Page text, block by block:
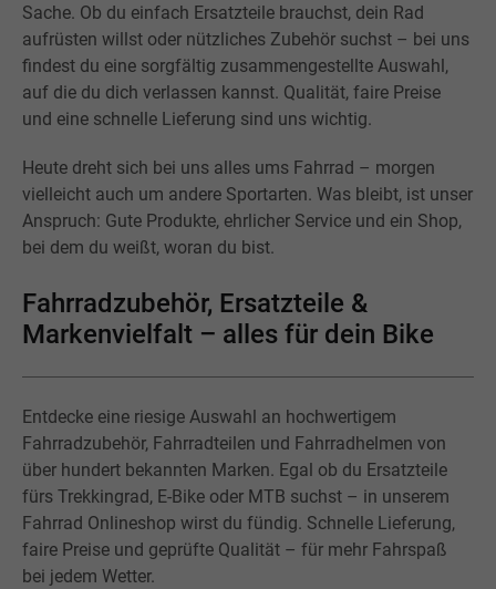
Sache. Ob du einfach Ersatzteile brauchst, dein Rad
aufrüsten willst oder nützliches Zubehör suchst – bei uns
findest du eine sorgfältig zusammengestellte Auswahl,
auf die du dich verlassen kannst. Qualität, faire Preise
und eine schnelle Lieferung sind uns wichtig.
Heute dreht sich bei uns alles ums Fahrrad – morgen
vielleicht auch um andere Sportarten. Was bleibt, ist unser
Anspruch: Gute Produkte, ehrlicher Service und ein Shop,
bei dem du weißt, woran du bist.
Fahrradzubehör, Ersatzteile &
Markenvielfalt – alles für dein Bike
Entdecke eine riesige Auswahl an hochwertigem
Fahrradzubehör, Fahrradteilen und Fahrradhelmen von
über hundert bekannten Marken. Egal ob du Ersatzteile
fürs Trekkingrad, E-Bike oder MTB suchst – in unserem
Fahrrad Onlineshop wirst du fündig. Schnelle Lieferung,
faire Preise und geprüfte Qualität – für mehr Fahrspaß
bei jedem Wetter.